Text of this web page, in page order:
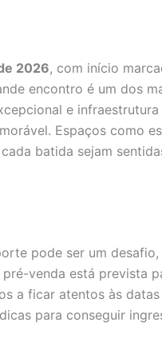
2026, com início
encontro é um dos
e infraestrutura
Espaços como
batida sejam
pode ser um desafio,
venda está prevista
a ficar atentos às
para conseguir